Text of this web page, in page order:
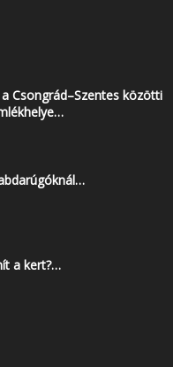
Csongrád–Szentes közötti
a kert?…